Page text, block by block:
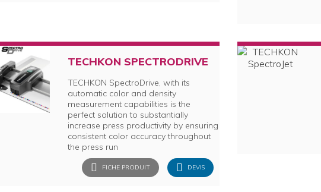
TECHKON SPECTRODRIVE
TECHKON SpectroDrive, with its
automatic color and density
measurement capabilities is the
perfect solution to substantially
increase press productivity by ensuring
consistent color accuracy throughout
the press run
FICHE PRODUIT DEVIS